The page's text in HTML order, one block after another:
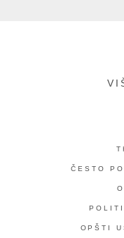
ČESTO
OPŠTI